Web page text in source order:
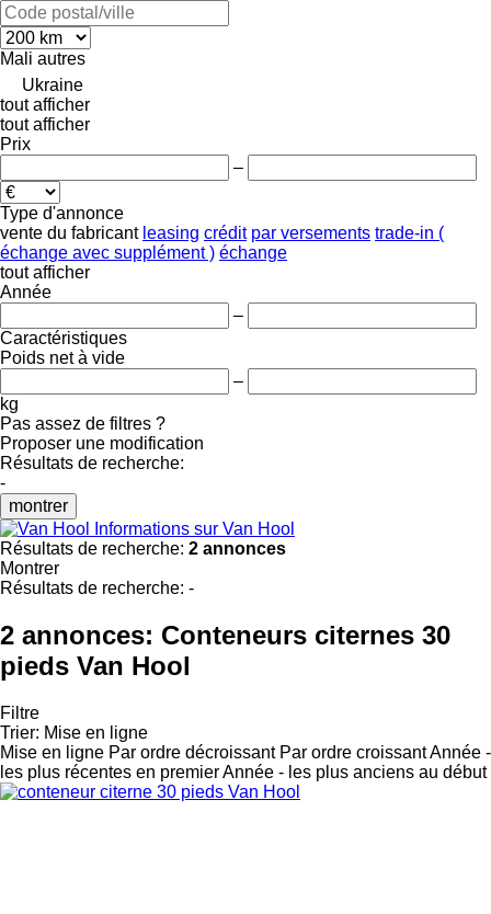
Mali autres
Ukraine
tout afficher
tout afficher
Prix
–
Type d'annonce
vente du fabricant leasing crédit par versements trade-in (
échange avec supplément ) échange
tout afficher
Année
–
Caractéristiques
Poids net à vide
–
kg
Pas assez de filtres ?
Proposer une modification
Résultats de recherche:
-
montrer
Informations sur Van Hool
Résultats de recherche: 2 annonces
Montrer
Résultats de recherche: -
2 annonces: Conteneurs citernes 30
pieds Van Hool
Filtre
Trier: Mise en ligne
Mise en ligne Par ordre décroissant Par ordre croissantAnnée -
les plus récentes en premierAnnée - les plus anciens au début